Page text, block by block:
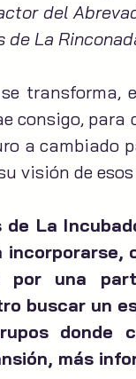
del
de La
consigo,
a cambiado
visión de
La
incorporarse,
por una
buscar un
donde
más